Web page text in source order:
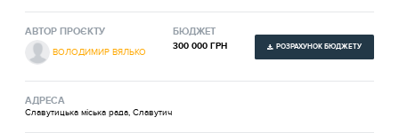
АВТОР ПРОЄКТУ
ВОЛОДИМИР ВЯЛЬКО
БЮДЖЕТ
300 000 ГРН РОЗРАХУНОК БЮДЖЕТУ
АДРЕСА
Славутицька міська рада, Славутич